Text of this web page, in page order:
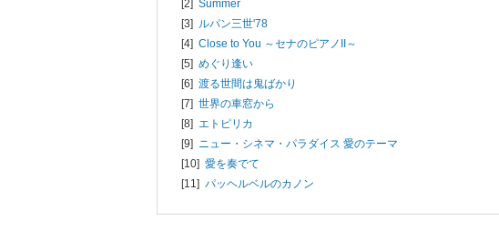
[2] Summer
[3] ルパン三世'78
[4] Close to You ～セナのピアノII～
[5] めぐり逢い
[6] 渡る世間は鬼ばかり
[7] 世界の車窓から
[8] エトピリカ
[9] ニュー・シネマ・パラダイス 愛のテーマ
[10] 愛を奏でて
[11] パッヘルベルのカノン